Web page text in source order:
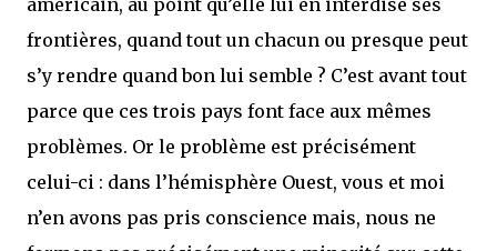
américain, au point qu’elle lui en interdise ses
frontières, quand tout un chacun ou presque peut
s’y rendre quand bon lui semble ? C’est avant tout
parce que ces trois pays font face aux mêmes
problèmes. Or le problème est précisément
celui-ci : dans l’hémisphère Ouest, vous et moi
n’en avons pas pris conscience mais, nous ne